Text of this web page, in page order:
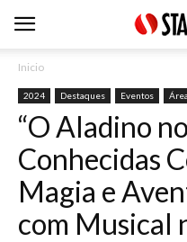
Inicio
2024 Destaques Eventos
“O Aladino
Conhecidas
Magia e
com Musical